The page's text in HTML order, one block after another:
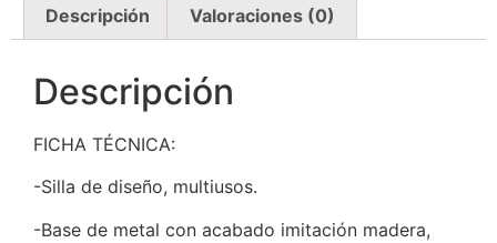
Descripción Valoraciones (0)
Descripción
FICHA TÉCNICA:
-Silla de diseño, multiusos.
-Base de metal con acabado imitación madera,